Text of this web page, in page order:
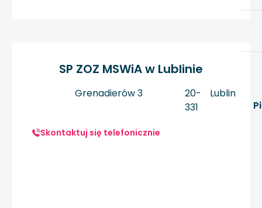
SP ZOZ MSWiA w Lublinie
Grenadierów 3
20-
331
Lublin
Skontaktuj się telefonicznie